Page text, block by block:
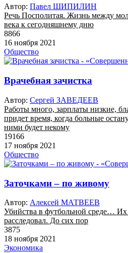
Автор: Павел ШИПИЛИН
Речь Посполитая. Жизнь между
века к сегодняшнему дню
8866
16 ноября 2021
Общество
Врачебная зачистка
Автор: Сергей ЗАВЕДЕЕВ
Работы много, зарплаты низкие,
придет время, когда больные
ними будет некому
19166
17 ноября 2021
Общество
Заточками – по живому
Автор: Алексей МАТВЕЕВ
Убийства в футбольной среде…
расследовал. До сих пор
3875
18 ноября 2021
Экономика